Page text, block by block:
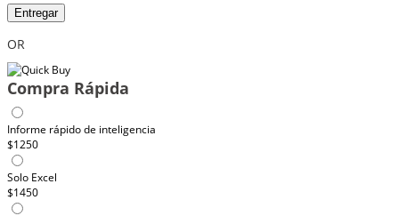
Entregar
OR
Compra Rápida
Informe rápido de inteligencia
$1250
Solo Excel
$1450